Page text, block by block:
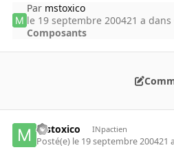
Par mstoxico
le 19 septembre 200421 a dans
Composants
mstoxico INpactien
Posté(e) le 19 septembre 200421 a